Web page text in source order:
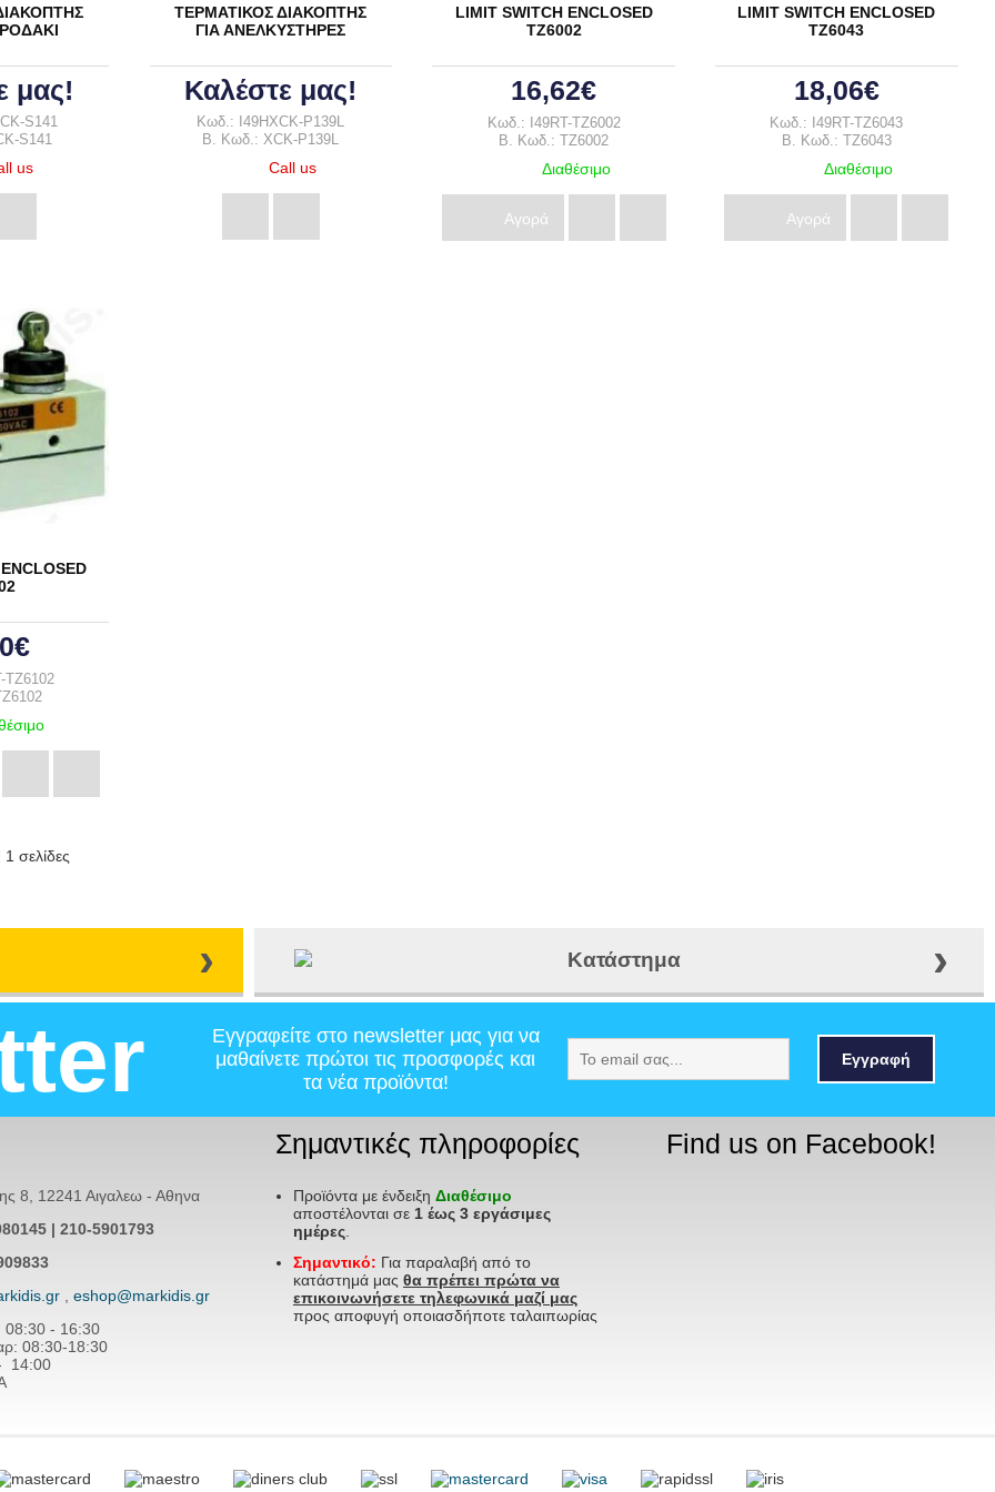
RELAYS ΤΥΠΩΜΕΝΟΥ
ΡΕΛΕ ΚΑΣΤΑΝΙΑΣ
ΑΝΕΜΙΣΤΗΡΕΣ
ΑΝΕΜΙΣΤΗΡΕΣ
ΕΞΑΕΡΙΣΤΗΡΕΣ
ΑΝΕΜΙΣΤΗΡΕΣ,ΑΞΕΣΟΥΑΡ
ΔΙΑΚΟΠΤΗΣ ΙΣΧΥΟΣ PUSH
ΔΙΑΚΟΠΤΗΣ
μας!
S141
S141
us
ΤΕΡΜΑΤΙΚΟΣ ΔΙΑΚΟΠΤΗΣ
ΓΙΑ ΑΝΕΛΚΥΣΤΗΡΕΣ
Καλέστε μας!
Κωδ.: I49HXCK-P139L
B. Κωδ.: XCK-P139L
Call us
LIMIT SWITCH ENCLOSED
ΤΖ6002
16,62€
Κωδ.: I49RT-TZ6002
B. Κωδ.: TZ6002
Διαθέσιμο
Αγορά
LIMIT SWITCH ENCLOSED
ΤΖ6043
18,06€
Κωδ.: I49RT-TZ6043
B. Κωδ.: TZ6043
Διαθέσιμο
Αγορά
TZ6102
σελίδες
› Κατάστημα ›
Εγγραφείτε στο newsletter μας για να
μαθαίνετε πρώτοι τις προσφορές και
τα νέα προϊόντα!
Εγγραφή
8, 12241 Αιγαλεω - Αθηνα
| 210-5901793
, eshop@markidis.gr
08:30 - 16:30
08:30-18:30
14:00
Σημαντικές πληροφορίες
Προϊόντα με ένδειξη Διαθέσιμο
αποστέλονται σε 1 έως 3 εργάσιμες
ημέρες.
Σημαντικό: Για παραλαβή από το
κατάστημά μας θα πρέπει πρώτα να
επικοινωνήσετε τηλεφωνικά μαζί μας
προς αποφυγή οποιασδήποτε ταλαιπωρίας
Find us on Facebook!